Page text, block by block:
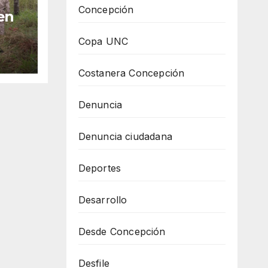
Concepción
Copa UNC
Costanera Concepción
Denuncia
Denuncia ciudadana
Deportes
Desarrollo
Desde Concepción
Desfile